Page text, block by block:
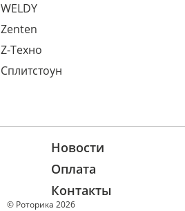
WELDY
Zenten
Z-Техно
Сплитстоун
© Роторика 2026
Новости
Оплата
Контакты